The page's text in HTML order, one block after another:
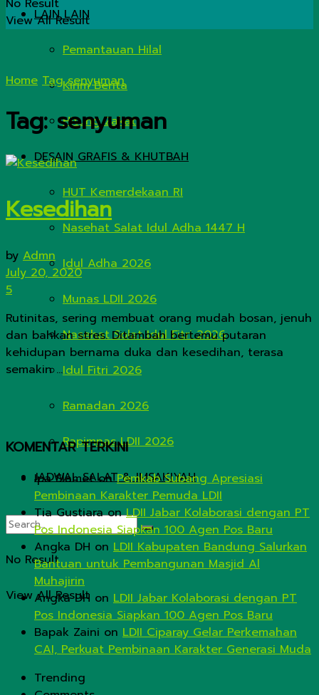
LAIN LAIN
Pemantauan Hilal
Kirim Berita
Hitung Zakat
DESAIN GRAFIS & KHUTBAH
HUT Kemerdekaan RI
Nasehat Salat Idul Adha 1447 H
Idul Adha 2026
Munas LDII 2026
Nasehat Solat Idul Fitri 2026
Idul Fitri 2026
Ramadan 2026
Rapimnas LDII 2026
JADWAL SALAT & IMSAKIYAH
No Result
View All Result
No Result
View All Result
Home Tag senyuman
Tag:senyuman
Kesedihan
by Admn
July 20, 2020
5
Rutinitas, sering membuat orang mudah bosan, jenuh
dan bahkan stres. Ditambah bertemu putaran
kehidupan bernama duka dan kesedihan, terasa
semakin ...
KOMENTAR TERKINI
Ipa SlametonPemkab Subang Apresiasi
Pembinaan Karakter Pemuda LDII
Tia GustiaraonLDII Jabar Kolaborasi dengan PT
Pos Indonesia Siapkan 100 Agen Pos Baru
Angka DH on LDII Kabupaten Bandung Salurkan
Bantuan untuk Pembangunan Masjid Al
Muhajirin
Angka DH on LDII Jabar Kolaborasi dengan PT
Pos Indonesia Siapkan 100 Agen Pos Baru
Bapak Zaini on LDII Ciparay Gelar Perkemahan
CAI, Perkuat Pembinaan Karakter Generasi Muda
Trending